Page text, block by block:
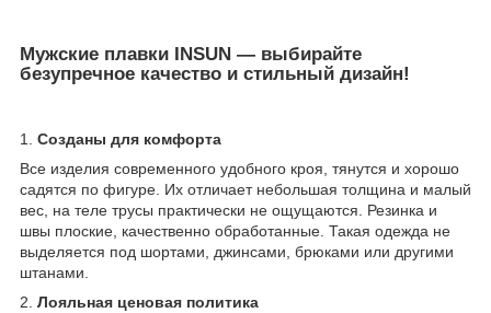
Мужские плавки INSUN — выбирайте
безупречное качество и стильный дизайн!
1. Созданы для комфорта
Все изделия современного удобного кроя, тянутся и хорошо
садятся по фигуре. Их отличает небольшая толщина и малый
вес, на теле трусы практически не ощущаются. Резинка и
швы плоские, качественно обработанные. Такая одежда не
выделяется под шортами, джинсами, брюками или другими
штанами.
2. Лояльная ценовая политика